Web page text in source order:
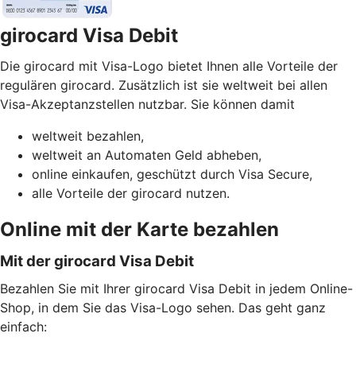
girocard Visa Debit
Die girocard mit Visa-Logo bietet Ihnen alle Vorteile der
regulären girocard. Zusätzlich ist sie weltweit bei allen
Visa-Akzeptanzstellen nutzbar. Sie können damit
weltweit bezahlen,
weltweit an Automaten Geld abheben,
online einkaufen, geschützt durch Visa Secure,
alle Vorteile der girocard nutzen.
Online mit der Karte bezahlen
Mit der girocard Visa Debit
Bezahlen Sie mit Ihrer girocard Visa Debit in jedem Online-
Shop, in dem Sie das Visa-Logo sehen. Das geht ganz
einfach: